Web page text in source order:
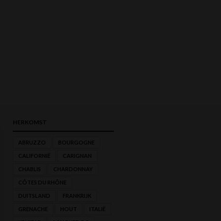
HERKOMST
ABRUZZO BOURGOGNE
CALIFORNIË CARIGNAN
CHABLIS CHARDONNAY
CÔTES DU RHÔNE
DUITSLAND FRANKRIJK
GRENACHE HOUT ITALIË